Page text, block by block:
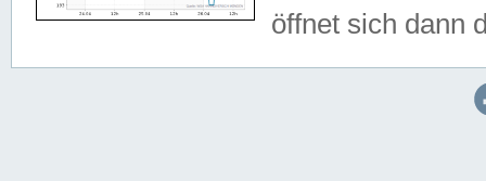
öffnet sich dann